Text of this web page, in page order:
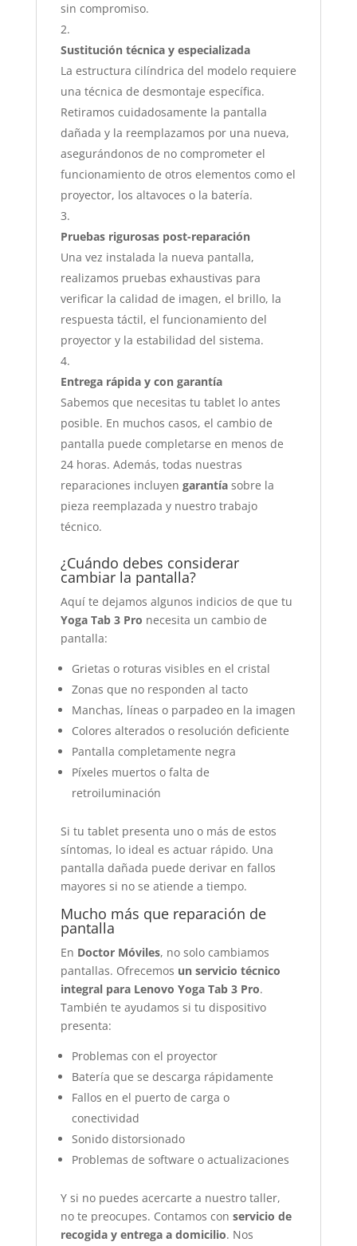
sin compromiso.
Sustitución técnica y especializada
La estructura cilíndrica del modelo requiere
una técnica de desmontaje específica.
Retiramos cuidadosamente la pantalla
dañada y la reemplazamos por una nueva,
asegurándonos de no comprometer el
funcionamiento de otros elementos como el
proyector, los altavoces o la batería.
Pruebas rigurosas post-reparación
Una vez instalada la nueva pantalla,
realizamos pruebas exhaustivas para
verificar la calidad de imagen, el brillo, la
respuesta táctil, el funcionamiento del
proyector y la estabilidad del sistema.
Entrega rápida y con garantía
Sabemos que necesitas tu tablet lo antes
posible. En muchos casos, el cambio de
pantalla puede completarse en menos de
24 horas. Además, todas nuestras
reparaciones incluyen garantíasobre la
pieza reemplazada y nuestro trabajo
técnico.
¿Cuándo debes considerar
cambiar la pantalla?
Aquí te dejamos algunos indicios de que tu
Yoga Tab 3 Pro necesita un cambio de
pantalla:
Grietas o roturas visibles en el cristal
Zonas que no responden al tacto
Manchas, líneas o parpadeo en la imagen
Colores alterados o resolución deficiente
Pantalla completamente negra
Píxeles muertos o falta de
retroiluminación
Si tu tablet presenta uno o más de estos
síntomas, lo ideal es actuar rápido. Una
pantalla dañada puede derivar en fallos
mayores si no se atiende a tiempo.
Mucho más que reparación de
pantalla
En Doctor Móviles, no solo cambiamos
pantallas. Ofrecemos un servicio técnico
integral para Lenovo Yoga Tab 3 Pro.
También te ayudamos si tu dispositivo
presenta:
Problemas con el proyector
Batería que se descarga rápidamente
Fallos en el puerto de carga o
conectividad
Sonido distorsionado
Problemas de software o actualizaciones
Y si no puedes acercarte a nuestro taller,
no te preocupes. Contamos con servicio de
recogida y entrega a domicilio. Nos